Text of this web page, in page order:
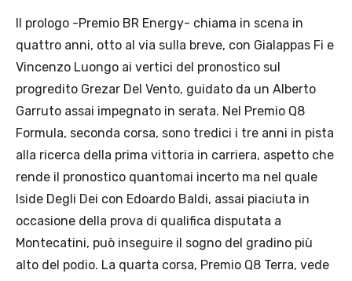
Il prologo -Premio BR Energy- chiama in scena in
quattro anni, otto al via sulla breve, con Gialappas Fi e
Vincenzo Luongo ai vertici del pronostico sul
progredito Grezar Del Vento, guidato da un Alberto
Garruto assai impegnato in serata. Nel Premio Q8
Formula, seconda corsa, sono tredici i tre anni in pista
alla ricerca della prima vittoria in carriera, aspetto che
rende il pronostico quantomai incerto ma nel quale
Iside Degli Dei con Edoardo Baldi, assai piaciuta in
occasione della prova di qualifica disputata a
Montecatini, può inseguire il sogno del gradino più
alto del podio. La quarta corsa, Premio Q8 Terra, vede